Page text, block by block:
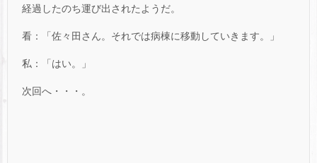
経過したのち運び出されたようだ。
看：「佐々田さん。それでは病棟に移動していきます。」
私：「はい。」
次回へ・・・。